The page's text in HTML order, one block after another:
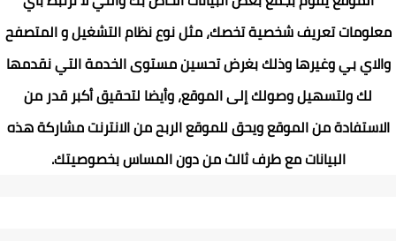
معلومات تعريف شخصية تخصك، مثل نوع نظام التشغيل و المتصفح
والاي بي وغيرها وذلك بغرض تحسين مستوى الخدمة التي نقدمها
لك ولتسهيل وصولك إلى الموقع، وأيضا لتحقيق أكبر قدر من
الاستفادة من الموقع ويحق للموقع الربح من الانترنت مشاركة هذه
البيانات مع طرف ثالث من دون المساس بخصوصيتك.